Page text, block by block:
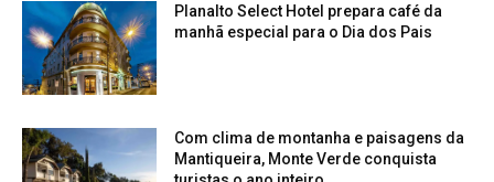
Planalto Select Hotel prepara café da
manhã especial para o Dia dos Pais
Com clima de montanha e paisagens da
Mantiqueira, Monte Verde conquista